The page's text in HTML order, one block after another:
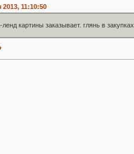
11:10:50
картины заказывает. глянь в закупках